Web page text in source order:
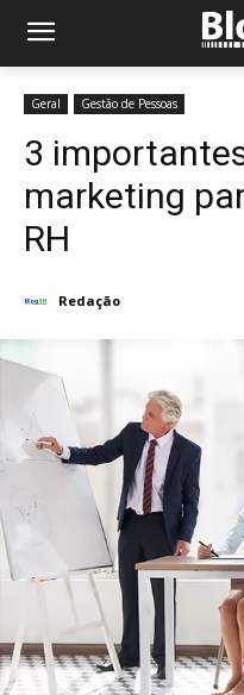
Geral Gestão de Pessoas
3
marketing
RH
Redação